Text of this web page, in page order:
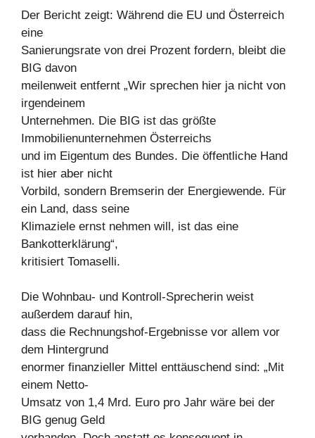
Der Bericht zeigt: Während die EU und Österreich
eine
Sanierungsrate von drei Prozent fordern, bleibt die
BIG davon
meilenweit entfernt „Wir sprechen hier ja nicht von
irgendeinem
Unternehmen. Die BIG ist das größte
Immobilienunternehmen Österreichs
und im Eigentum des Bundes. Die öffentliche Hand
ist hier aber nicht
Vorbild, sondern Bremserin der Energiewende. Für
ein Land, dass seine
Klimaziele ernst nehmen will, ist das eine
Bankotterklärung“,
kritisiert Tomaselli.
Die Wohnbau- und Kontroll-Sprecherin weist
außerdem darauf hin,
dass die Rechnungshof-Ergebnisse vor allem vor
dem Hintergrund
enormer finanzieller Mittel enttäuschend sind: „Mit
einem Netto-
Umsatz von 1,4 Mrd. Euro pro Jahr wäre bei der
BIG genug Geld